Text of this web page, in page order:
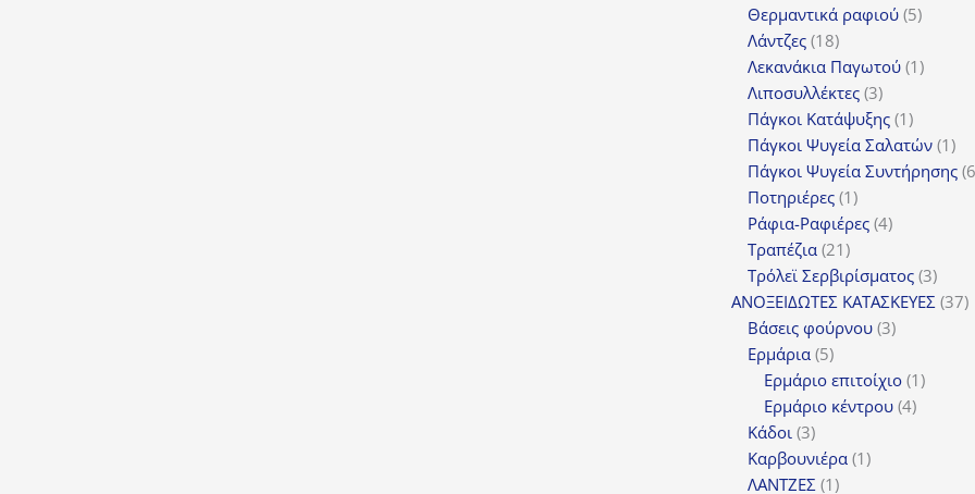
προϊόντα
Θερμαντικά ραφιού 55
Λάντζες 1818
προϊόντα
Λεκανάκια Παγωτού 11
Λιποσυλλέκτες 33
προϊόντα
Πάγκοι Κατάψυξης 11
προϊόν
Πάγκοι Ψυγεία Σαλατών 11
Πάγκοι Ψυγεία Συντήρησης 6
Ποτηριέρες 11
προϊόν
Ράφια-Ραφιέρες 44
Τραπέζια 2121
προϊόντα
Τρόλεϊ Σερβιρίσματος 33
ΑΝΟΞΕΙΔΩΤΕΣ ΚΑΤΑΣΚΕΥΕΣ 3737
Βάσεις φούρνου 33
Ερμάρια 55
προϊόντα
Ερμάριο επιτοίχιο 11
Ερμάριο κέντρου 44
Κάδοι 33
προϊόντα
Καρβουνιέρα 11
ΛΑΝΤΖΕΣ 11